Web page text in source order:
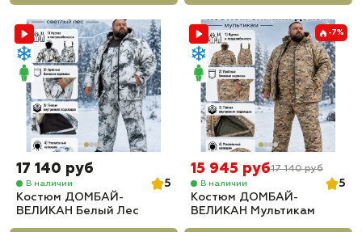
17 140 руб
В наличии
5
Костюм ДОМБАЙ-
ВЕЛИКАН Белый Лес
-7%
15 945 руб17 140 руб
В наличии
5
Костюм ДОМБАЙ-
ВЕЛИКАН Мультикам